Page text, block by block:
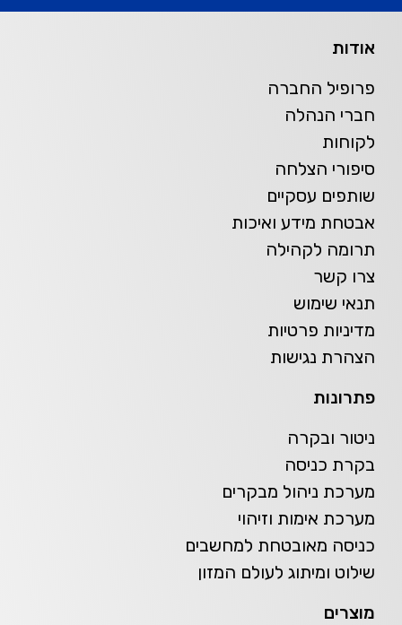
אודות
פרופיל החברה
חברי הנהלה
לקוחות
סיפורי הצלחה
שותפים עסקיים
אבטחת מידע ואיכות
תרומה לקהילה
צרו קשר
תנאי שימוש
מדיניות פרטיות
הצהרת נגישות
פתרונות
ניטור ובקרה
בקרת כניסה
מערכת ניהול מבקרים
מערכת אימות וזיהוי
כניסה מאובטחת למחשבים
שילוט ומיתוג לעולם המזון
מוצרים